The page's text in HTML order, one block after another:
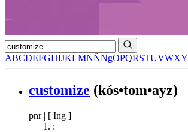
ABCDEFGHIJKLMNÑNgOPQRSTUVWXY
customize (kós•tom•ayz)
pnr | [ Ing ]
: